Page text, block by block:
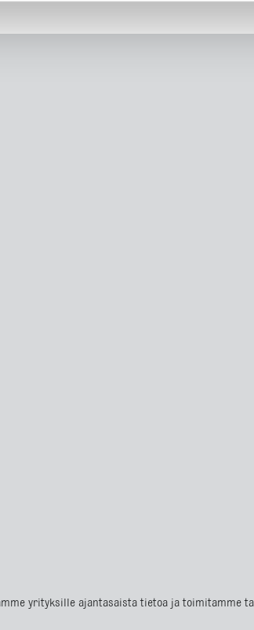
yrityksille ajantasaista tietoa ja toimitamme